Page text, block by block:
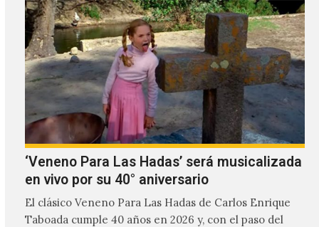
‘Veneno Para Las Hadas’ será musicalizada
en vivo por su 40° aniversario
El clásico Veneno Para Las Hadas de Carlos Enrique
Taboada cumple 40 años en 2026 y, con el paso del